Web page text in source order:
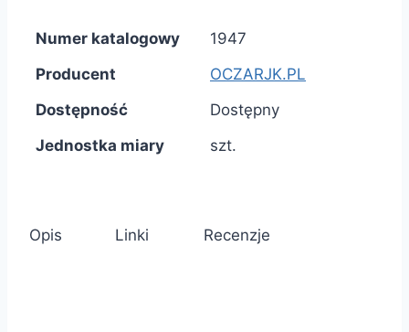
Numer katalogowy
1947
Producent
OCZARJK.PL
Dostępność
Dostępny
Jednostka miary
szt.
Opis Linki Recenzje